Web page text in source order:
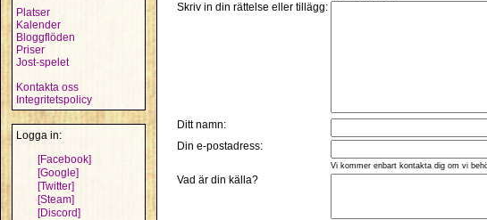
Platser
Kalender
Bloggflöden
Priser
Jost-spelet
Kontakta oss
Integritetspolicy
Logga in:
[Facebook]
[Google]
[Twitter]
[Steam]
[Discord]
Skriv in din rättelse eller tillägg:
Ditt namn:
Din e-postadress:
Vi kommer enbart kontakta dig om vi
Vad är din källa?